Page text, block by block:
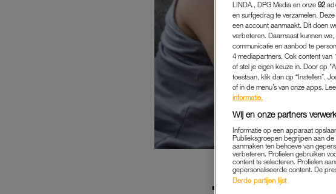
LINDA., DPG Media en onze 92
en surfgedrag te verzamelen.
een account aanmaakt. Dit doen
verbeteren. Daarnaast kunnen
communicatie en aanbod te
4 mediapartners. Ook content van
of stel je eigen keuze in. Door op
toestaan, klik dan op “Instellen”.
of in de menu’s van onze apps.
informatie.
Wij en onze partners
Informatie op een apparaat
Publieksgroepen begrijpen aan de
aanmaken ten behoeve van
verbeteren. Profielen gebruiken
content te selecteren. Profielen
gepersonaliseerde content. De
Derde partijen lijst